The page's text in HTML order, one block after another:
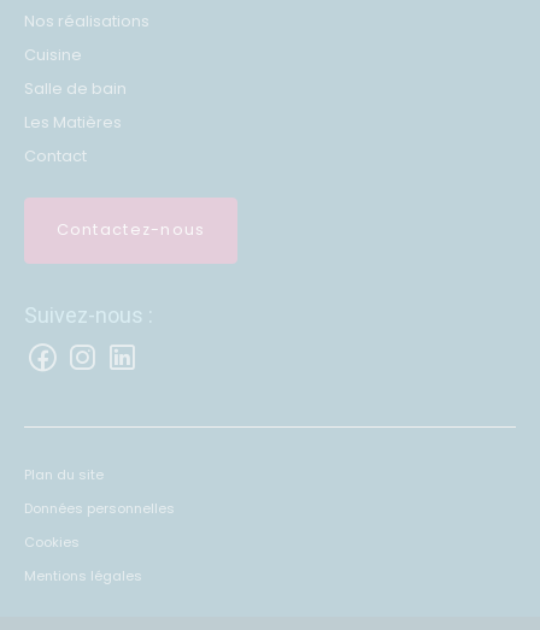
Nos réalisations
Cuisine
Salle de bain
Les Matières
Contact
Contactez-nous
Suivez-nous :
Plan du site
Données personnelles
Cookies
Mentions légales